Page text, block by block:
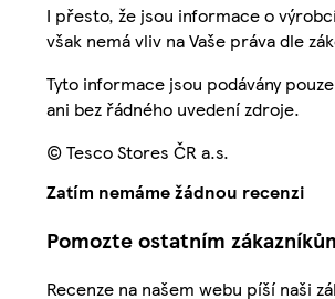
I přesto, že jsou informace o
však nemá vliv na Vaše práva dle
Tyto informace jsou podávány
ani bez řádného uvedení zdroje.
© Tesco Stores ČR a.s.
Zatím nemáme žádnou recenzi
Pomozte ostatním
Recenze na našem webu píší naši